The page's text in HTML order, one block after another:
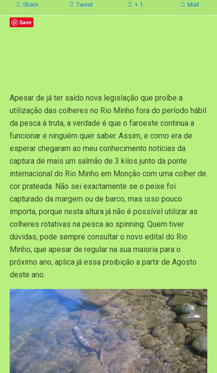
Share Tweet + 1 Mail
Save
Apesar de já ter saído nova legislação que proíbe a
utilização das colheres no Rio Minho fora do período hábil
da pesca à truta, a verdade é que o faroeste continua a
funcionar e ninguém quer saber. Assim, e como era de
esperar chegaram ao meu conhecimento notícias da
captura de mais um salmão de 3 kilos junto da ponte
internacional do Rio Minho em Monção com uma colher de
cor prateada. Não sei exactamente se o peixe foi
capturado da margem ou de barco, mas isso pouco
importa, porque nesta altura já não é possível utilizar as
colheres rotativas na pesca ao spinning. Quem tiver
dúvidas, pode sempre consultar o novo edital do Rio
Minho, que apesar de regular na sua maioria para o
próximo ano, aplica já essa proibição a partir de Agosto
deste ano.